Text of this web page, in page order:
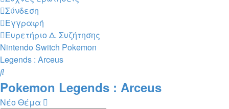
Σύνδεση
Εγγραφή
Ευρετήριο Δ. Συζήτησης
Nintendo Switch Pokemon
Legends : Arceus
Αναζήτηση
Pokemon Legends : Arceus
Νέο Θέμα